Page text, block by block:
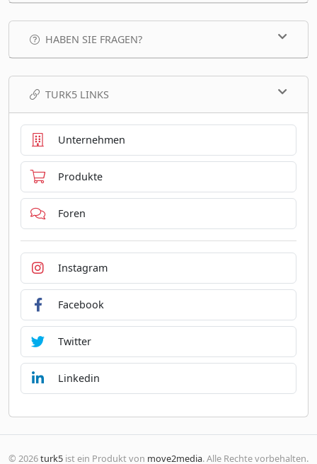
HABEN SIE FRAGEN?
TURK5 LINKS
Unternehmen
Produkte
Foren
Instagram
Facebook
Twitter
Linkedin
© 2026turk5 ist ein Produkt von move2media. Alle Rechte vorbehalten.